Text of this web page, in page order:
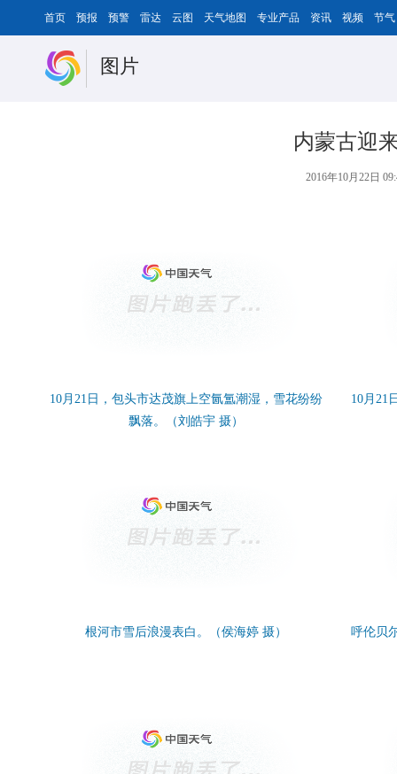
首页 预报 预警 雷达 云图 天气地图 专业产品 资讯 视频 节气
图片
内蒙古迎
2016年10月22日
10月21日，包头市达茂旗上空氤氲潮湿，雪花纷纷
飘落。（刘皓宇 摄）
10月21
根河市雪后浪漫表白。（侯海婷 摄） 呼伦贝